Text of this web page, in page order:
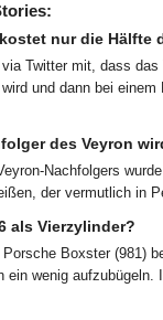
nur die Hälfte
Twitter mit, dass
und dann bei
des Veyron
Nachfolgers
der vermutlich in
als Vierzylinder?
Boxster (981)
ein wenig